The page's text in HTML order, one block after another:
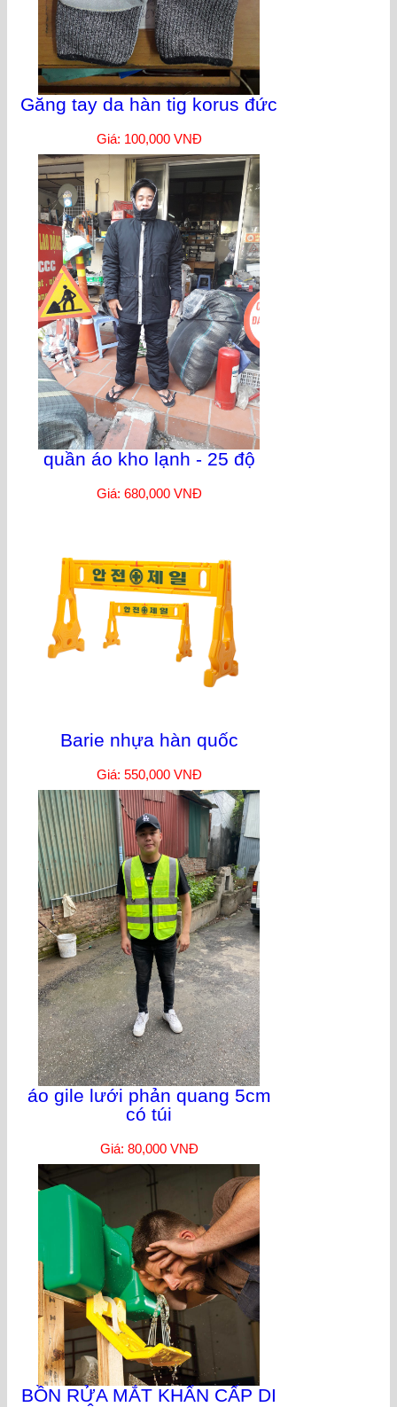
Găng tay da hàn tig korus đức
Giá: 100,000 VNĐ
quần áo kho lạnh - 25 độ
Giá: 680,000 VNĐ
Barie nhựa hàn quốc
Giá: 550,000 VNĐ
áo gile lưới phản quang 5cm
có túi
Giá: 80,000 VNĐ
BỒN RỬA MẮT KHẨN CẤP DI